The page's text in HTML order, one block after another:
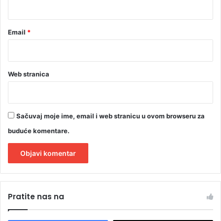
Email *
Web stranica
Sačuvaj moje ime, email i web stranicu u ovom browseru za
buduće komentare.
tPratite nas na